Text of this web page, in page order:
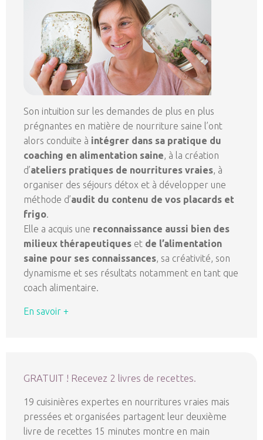
Son intuition sur les demandes de plus en plus
prégnantes en matière de nourriture saine l’ont
alors conduite à intégrer dans sa pratique du
coaching en alimentation saine, à la création
d’ateliers pratiques de nourritures vraies, à
organiser des séjours détox et à développer une
méthode d’audit du contenu de vos placards et
frigo.
Elle a acquis une reconnaissance aussi bien des
milieux thérapeutiques et de l’alimentation
saine pour ses connaissances, sa créativité, son
dynamisme et ses résultats notamment en tant que
coach alimentaire.
En savoir +
GRATUIT ! Recevez 2 livres de recettes.
19 cuisinières expertes en nourritures vraies mais
pressées et organisées partagent leur deuxième
livre de recettes 15 minutes montre en main